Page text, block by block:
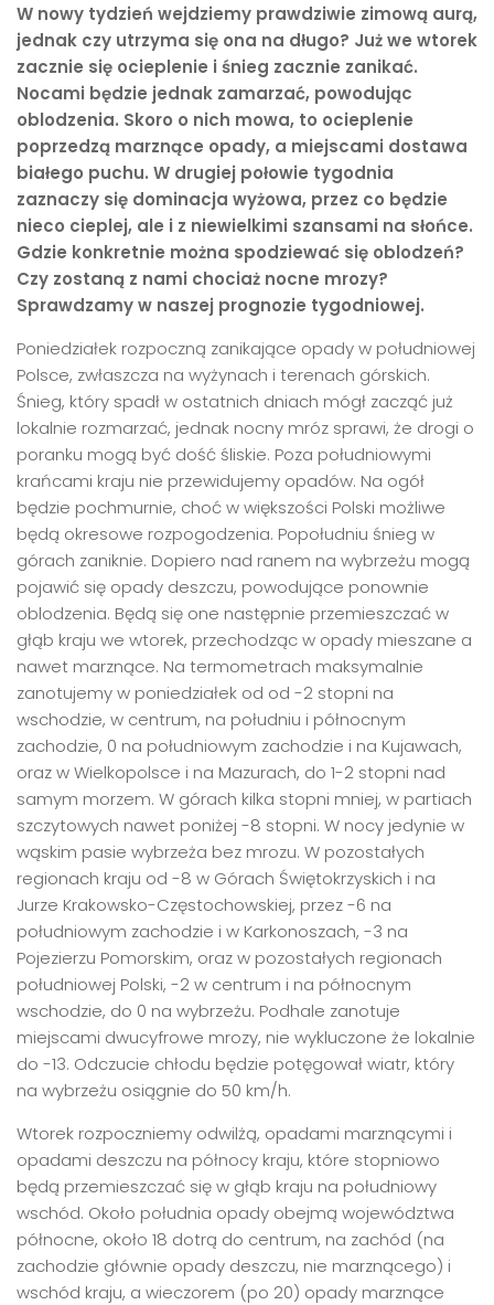
W nowy tydzień wejdziemy prawdziwie zimową aurą,
jednak czy utrzyma się ona na długo? Już we wtorek
zacznie się ocieplenie i śnieg zacznie zanikać.
Nocami będzie jednak zamarzać, powodując
oblodzenia. Skoro o nich mowa, to ocieplenie
poprzedzą marznące opady, a miejscami dostawa
białego puchu. W drugiej połowie tygodnia
zaznaczy się dominacja wyżowa, przez co będzie
nieco cieplej, ale i z niewielkimi szansami na słońce.
Gdzie konkretnie można spodziewać się oblodzeń?
Czy zostaną z nami chociaż nocne mrozy?
Sprawdzamy w naszej prognozie tygodniowej.
Poniedziałek rozpoczną zanikające opady w południowej
Polsce, zwłaszcza na wyżynach i terenach górskich.
Śnieg, który spadł w ostatnich dniach mógł zacząć już
lokalnie rozmarzać, jednak nocny mróz sprawi, że drogi o
poranku mogą być dość śliskie. Poza południowymi
krańcami kraju nie przewidujemy opadów. Na ogół
będzie pochmurnie, choć w większości Polski możliwe
będą okresowe rozpogodzenia. Popołudniu śnieg w
górach zaniknie. Dopiero nad ranem na wybrzeżu mogą
pojawić się opady deszczu, powodujące ponownie
oblodzenia. Będą się one następnie przemieszczać w
głąb kraju we wtorek, przechodząc w opady mieszane a
nawet marznące. Na termometrach maksymalnie
zanotujemy w poniedziałek od od -2 stopni na
wschodzie, w centrum, na południu i północnym
zachodzie, 0 na południowym zachodzie i na Kujawach,
oraz w Wielkopolsce i na Mazurach, do 1-2 stopni nad
samym morzem. W górach kilka stopni mniej, w partiach
szczytowych nawet poniżej -8 stopni. W nocy jedynie w
wąskim pasie wybrzeża bez mrozu. W pozostałych
regionach kraju od -8 w Górach Świętokrzyskich i na
Jurze Krakowsko-Częstochowskiej, przez -6 na
południowym zachodzie i w Karkonoszach, -3 na
Pojezierzu Pomorskim, oraz w pozostałych regionach
południowej Polski, -2 w centrum i na północnym
wschodzie, do 0 na wybrzeżu. Podhale zanotuje
miejscami dwucyfrowe mrozy, nie wykluczone że lokalnie
do -13. Odczucie chłodu będzie potęgował wiatr, który
na wybrzeżu osiągnie do 50 km/h.
Wtorek rozpoczniemy odwilżą, opadami marznącymi i
opadami deszczu na północy kraju, które stopniowo
będą przemieszczać się w głąb kraju na południowy
wschód. Około południa opady obejmą województwa
północne, około 18 dotrą do centrum, na zachód (na
zachodzie głównie opady deszczu, nie marznącego) i
wschód kraju, a wieczorem (po 20) opady marznące